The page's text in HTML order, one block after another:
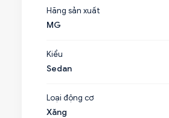
Hãng sản xuất
MG
Kiểu
Sedan
Loại động cơ
Xăng